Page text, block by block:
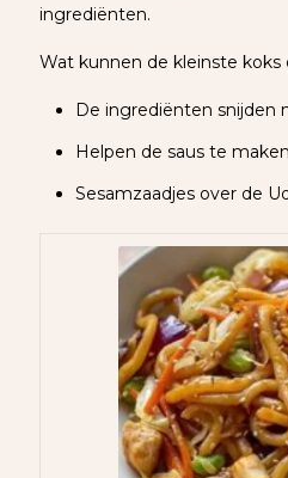
ingrediënten.
Wat kunnen de kleinste koks
De ingrediënten snijden
Helpen de saus te maken
Sesamzaadjes over de